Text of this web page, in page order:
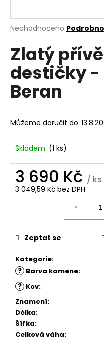
Průměrné
produktu
je
0,0
z
5
hvězdiček.
Neohodnoceno
Zlatý
destičky -
Beran
Můžeme doručit do:
Skladem (1 ks)
3 690 Kč / ks
3 049,59 Kč bez DPH
Kategorie:
? Barva kamene:
? Kov:
Znamení:
Délka:
Šířka:
Celková váha:
Zeptat se
j
t
?
D
o
p
o
č
u
e
m
e